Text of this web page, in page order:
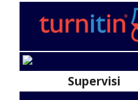
Supervisi